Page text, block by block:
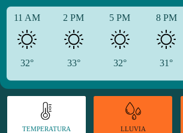
11 AM
32°
2 PM
33°
5 PM
32°
8 PM
31°
TEMPERATURA LLUVIA